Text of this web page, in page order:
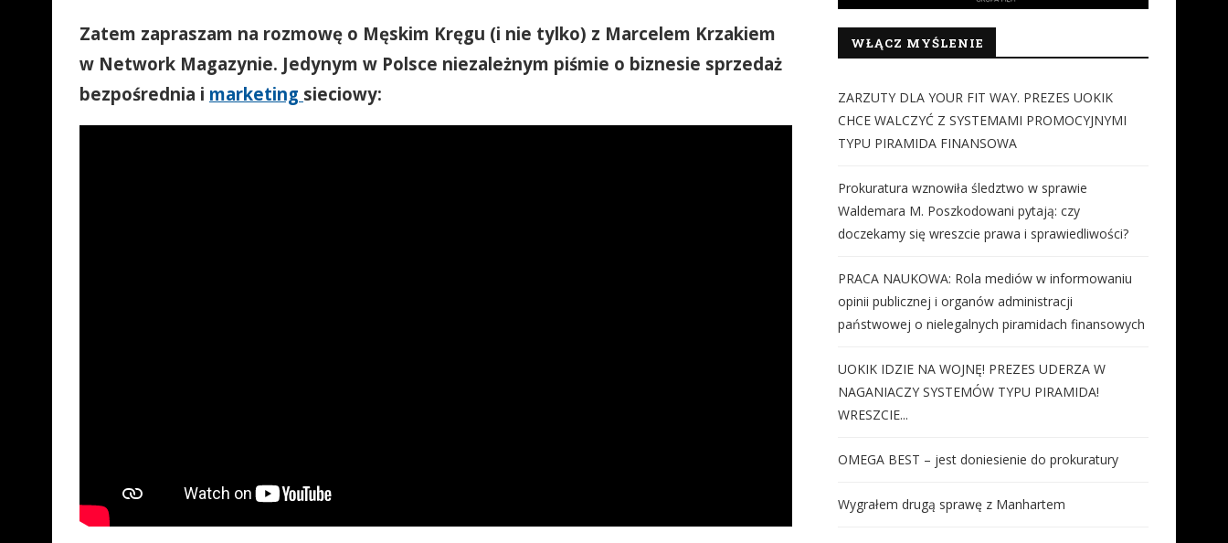
Zatem zapraszam na rozmowę o Męskim Kręgu (i nie tylko) z Marcelem Krzakiem
w Network Magazynie. Jedynym w Polsce niezależnym piśmie o biznesie sprzedaż
bezpośrednia i marketing sieciowy:
WŁĄCZ MYŚLENIE
ZARZUTY DLA YOUR FIT WAY. PREZES UOKIK
CHCE WALCZYĆ Z SYSTEMAMI PROMOCYJNYMI
TYPU PIRAMIDA FINANSOWA
Prokuratura wznowiła śledztwo w sprawie
Waldemara M. Poszkodowani pytają: czy
doczekamy się wreszcie prawa i sprawiedliwości?
PRACA NAUKOWA: Rola mediów w informowaniu
opinii publicznej i organów administracji
państwowej o nielegalnych piramidach finansowych
UOKIK IDZIE NA WOJNĘ! PREZES UDERZA W
NAGANIACZY SYSTEMÓW TYPU PIRAMIDA!
WRESZCIE...
OMEGA BEST – jest doniesienie do prokuratury
Wygrałem drugą sprawę z Manhartem